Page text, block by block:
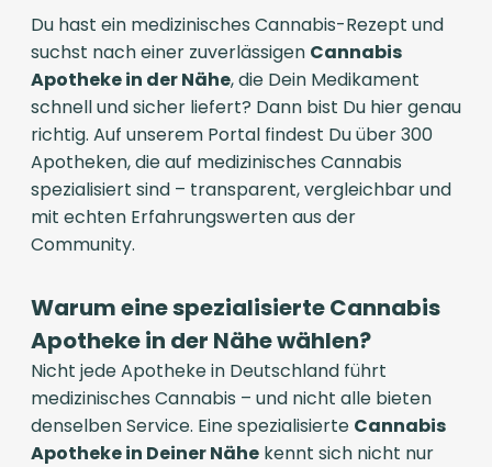
Du hast ein medizinisches Cannabis-Rezept und
suchst nach einer zuverlässigen Cannabis
Apotheke in der Nähe, die Dein Medikament
schnell und sicher liefert? Dann bist Du hier genau
richtig. Auf unserem Portal findest Du über 300
Apotheken, die auf medizinisches Cannabis
spezialisiert sind – transparent, vergleichbar und
mit echten Erfahrungswerten aus der
Community.
Warum eine spezialisierte Cannabis
Apotheke in der Nähe wählen?
Nicht jede Apotheke in Deutschland führt
medizinisches Cannabis – und nicht alle bieten
denselben Service. Eine spezialisierte Cannabis
Apotheke in Deiner Nähe kennt sich nicht nur